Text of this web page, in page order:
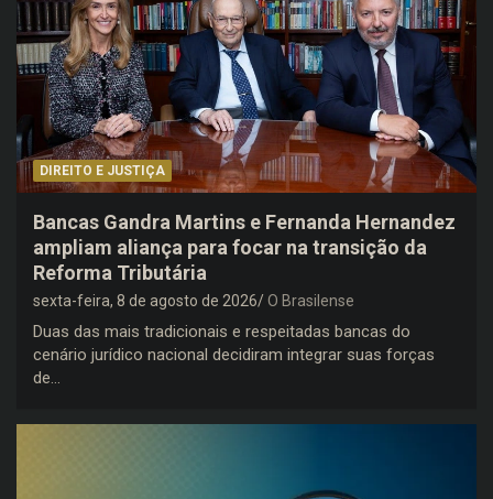
DIREITO E JUSTIÇA
Bancas Gandra Martins e Fernanda Hernandez
ampliam aliança para focar na transição da
Reforma Tributária
sexta-feira, 8 de agosto de 2026 O Brasilense
Duas das mais tradicionais e respeitadas bancas do
cenário jurídico nacional decidiram integrar suas forças
de…